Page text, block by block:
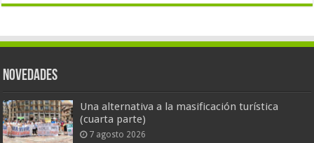
Novedades
Una alternativa a la masificación turística
(cuarta parte)
7 agosto 2026